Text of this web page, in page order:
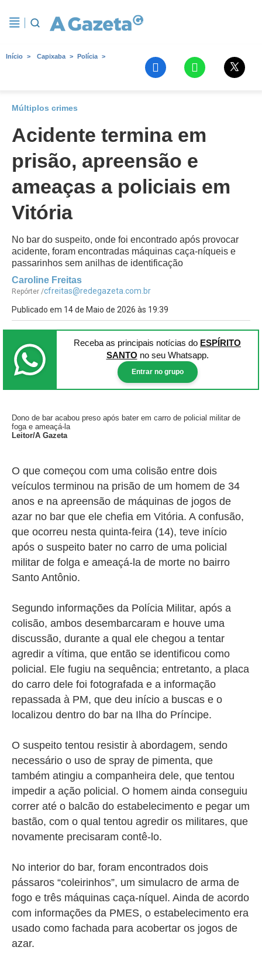
Início Capixaba Polícia
Múltiplos crimes
Acidente termina em
prisão, apreensão e
ameaças a policiais em
Vitória
No bar do suspeito, onde foi encontrado após provocar
acidente, foram encontradas máquinas caça-níqueis e
passarinhos sem anilhas de identificação
Caroline Freitas
Repórter /cfreitas@redegazeta.com.br
Publicado em 14 de Maio de 2026 às 19:39
Receba as principais notícias do ESPÍRITO
SANTO no seu Whatsapp.
Entrar no grupo
Dono de bar acabou preso após bater em carro de policial militar de
foga e ameaçá-la
Leitor/A Gazeta
O que começou com uma colisão entre dois
veículos terminou na prisão de um homem de 34
anos e na apreensão de máquinas de jogos de
azar no bar que ele chefia em Vitória. A confusão,
que ocorreu nesta quinta-feira (14), teve início
após o suspeito bater no carro de uma policial
militar de folga e ameaçá-la de morte no bairro
Santo Antônio.
Segundo informações da Polícia Militar, após a
colisão, ambos desembarcaram e houve uma
discussão, durante a qual ele chegou a tentar
agredir a vítima, que então se identificou como
policial. Ele fugiu na sequência; entretanto, a placa
do carro dele foi fotografada e a informação
repassada à PM, que deu início a buscas e o
localizou dentro do bar na Ilha do Príncipe.
O suspeito tentou resistir à abordagem, sendo
necessário o uso de spray de pimenta, que
também atingiu a companheira dele, que tentou
impedir a ação policial. O homem ainda conseguiu
correr até o balcão do estabelecimento e pegar um
bastão, com o qual tentou agredir os militares, que
novamente precisaram contê-lo.
No interior do bar, foram encontrados dois
pássaros “coleirinhos”, um simulacro de arma de
fogo e três máquinas caça-níquel. Ainda de acordo
com informações da PMES, o estabelecimento era
usado como fachada para acobertar os jogos de
azar.